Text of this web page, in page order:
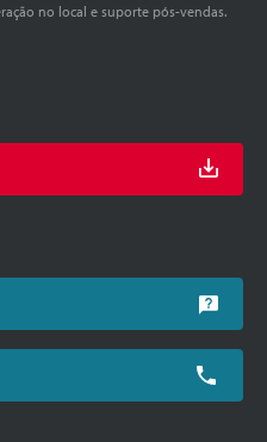
no local e suporte pós-vendas.